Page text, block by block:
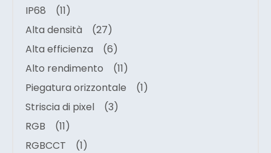
IP68
(11)
Alta densità
(27)
Alta efficienza
(6)
Alto rendimento
(11)
Piegatura orizzontale
(1)
Striscia di pixel
(3)
RGB
(11)
RGBCCT
(1)